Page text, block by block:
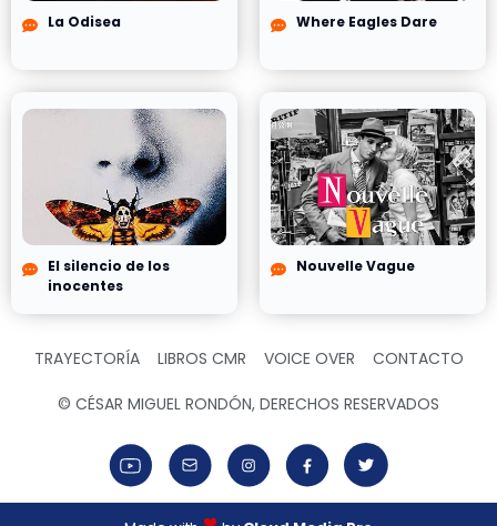
La Odisea Where Eagles Dare
El silencio de los
inocentes
Nouvelle Vague
TRAYECTORÍA LIBROS CMR VOICE OVER CONTACTO
© CÉSAR MIGUEL RONDÓN, DERECHOS RESERVADOS